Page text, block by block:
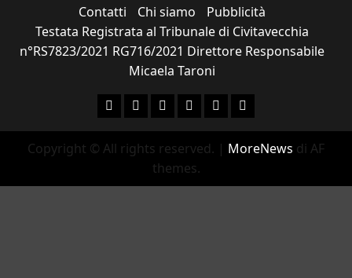
Contatti Chi siamo
Pubblicità
Testata Registrata al Tribunale di Civitavecchia
n°RS7823/2021 RG716/2021 Direttore Responsabile
Micaela Taroni
FacebookInstagram
YouTubeTwitterEmailEnte Parco
Copyright © All rights reserved. | MoreNews di AF
themes.